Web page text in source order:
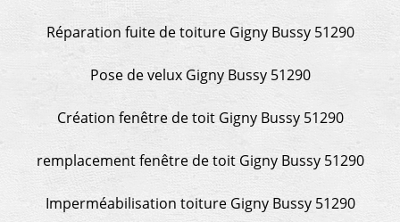
Réparation fuite de toiture Gigny Bussy 51290
Pose de velux Gigny Bussy 51290
Création fenêtre de toit Gigny Bussy 51290
remplacement fenêtre de toit Gigny Bussy 51290
Imperméabilisation toiture Gigny Bussy 51290